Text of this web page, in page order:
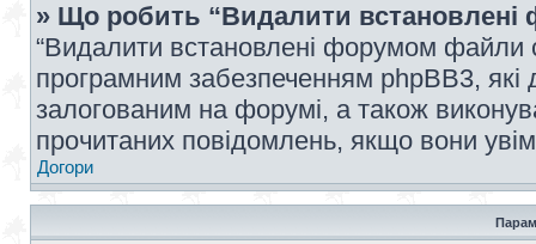
» Що робить “Видалити
“Видалити встановлені форумом файли
програмним забезпеченням phpBB3,
залогованим на форумі, а також
прочитаних повідомлень, якщо вони
Догори